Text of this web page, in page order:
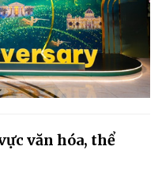
văn hóa, thể